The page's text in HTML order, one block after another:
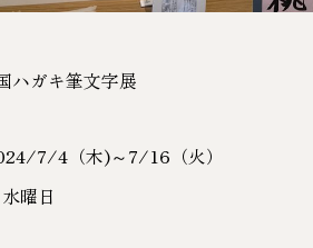
ハガキ筆文字展
7/4（木)～7/16（火）
曜日